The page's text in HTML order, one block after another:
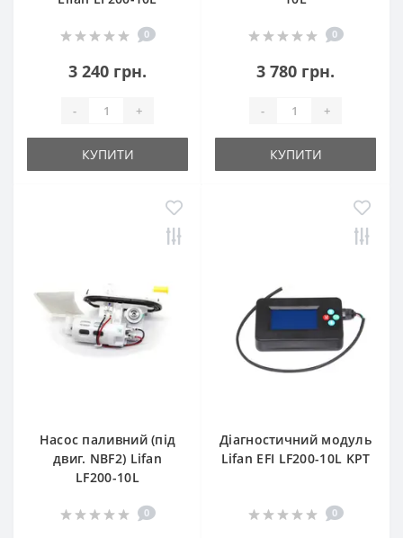
0
3 240 грн.
- +
КУПИТИ
0
3 780 грн.
- +
КУПИТИ
Насос паливний (під
двиг. NBF2) Lifan
LF200-10L
0
Діагностичний модуль
Lifan EFI LF200-10L KPT
0